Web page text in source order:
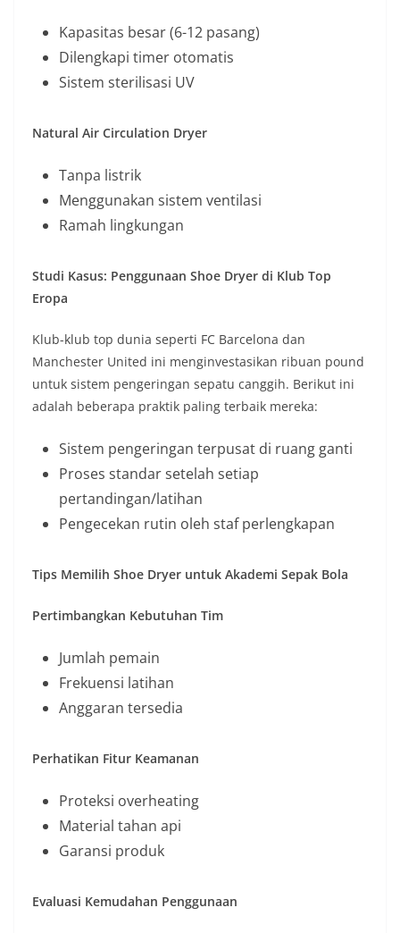
Kapasitas besar (6-12 pasang)
Dilengkapi timer otomatis
Sistem sterilisasi UV
Natural Air Circulation Dryer
Tanpa listrik
Menggunakan sistem ventilasi
Ramah lingkungan
Studi Kasus: Penggunaan Shoe Dryer di Klub Top
Eropa
Klub-klub top dunia seperti FC Barcelona dan
Manchester United ini menginvestasikan ribuan pound
untuk sistem pengeringan sepatu canggih. Berikut ini
adalah beberapa praktik paling terbaik mereka:
Sistem pengeringan terpusat di ruang ganti
Proses standar setelah setiap
pertandingan/latihan
Pengecekan rutin oleh staf perlengkapan
Tips Memilih Shoe Dryer untuk Akademi Sepak Bola
Pertimbangkan Kebutuhan Tim
Jumlah pemain
Frekuensi latihan
Anggaran tersedia
Perhatikan Fitur Keamanan
Proteksi overheating
Material tahan api
Garansi produk
Evaluasi Kemudahan Penggunaan